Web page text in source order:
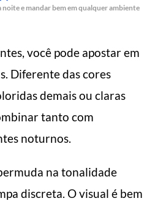
noite e mandar bem em qualquer ambiente
você pode apostar em
Diferente das cores
demais ou claras
tanto com
noturnos.
na tonalidade
discreta. O visual é bem